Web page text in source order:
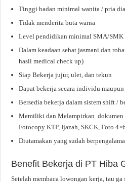
Tinggi badan minimal wanita / pria
Tidak menderita buta warna
Level pendidikan minimal SMA/SMK
Dalam keadaan sehat jasmani dan
hasil medical check up)
Siap Bekerja jujur, ulet, dan tekun
Dapat bekerja secara individu
Bersedia bekerja dalam sistem shift /
Memiliki dan Melampirkan dokumen
Fotocopy KTP, Ijazah, SKCK, Foto
Diutamakan yang sudah
Benefit Bekerja di PT Hiba
Setelah membaca lowongan kerja, tau